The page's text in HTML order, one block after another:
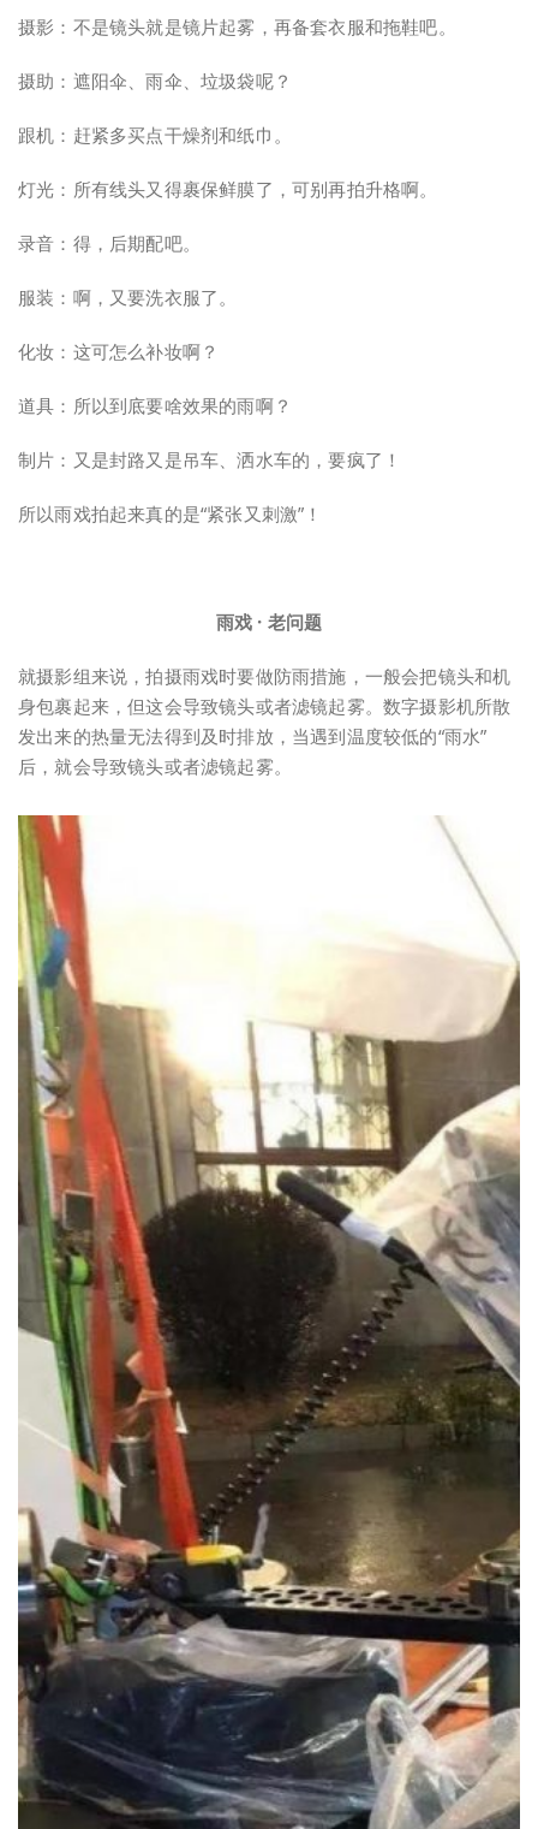
摄影：不是镜头就是镜片起雾，再备套衣服和拖鞋吧。
摄助：遮阳伞、雨伞、垃圾袋呢？
跟机：赶紧多买点干燥剂和纸巾。
灯光：所有线头又得裹保鲜膜了，可别再拍升格啊。
录音：得，后期配吧。
服装：啊，又要洗衣服了。
化妆：这可怎么补妆啊？
道具：所以到底要啥效果的雨啊？
制片：又是封路又是吊车、洒水车的，要疯了！
所以雨戏拍起来真的是“紧张又刺激”！
雨戏 · 老问题
就摄影组来说，拍摄雨戏时要做防雨措施，一般会把镜头和机
身包裹起来，但这会导致镜头或者滤镜起雾。数字摄影机所散
发出来的热量无法得到及时排放，当遇到温度较低的“雨水”
后，就会导致镜头或者滤镜起雾。